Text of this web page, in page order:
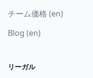
チーム価格 (en)
Blog (en)
リーガル